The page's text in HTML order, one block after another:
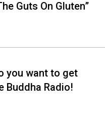
Guts On Gluten”
you want to get
Buddha Radio!